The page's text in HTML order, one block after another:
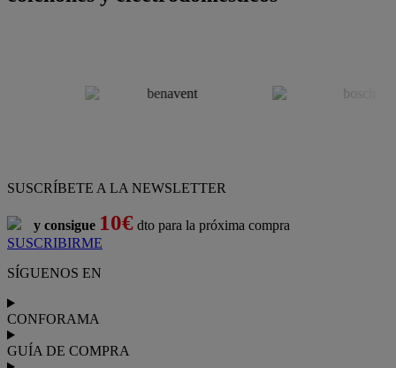
SUSCRÍBETE A LA NEWSLETTER
y consigue 10€ dto para la próxima compra
SUSCRIBIRME
SÍGUENOS EN
CONFORAMA
GUÍA DE COMPRA